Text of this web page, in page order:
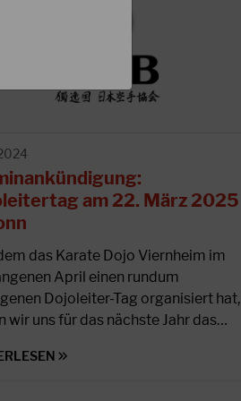
am 22. März 2025
das Karate Dojo Viernheim im
April einen rundum
Dojoleiter-Tag organisiert hat,
wir uns für das nächste Jahr das…